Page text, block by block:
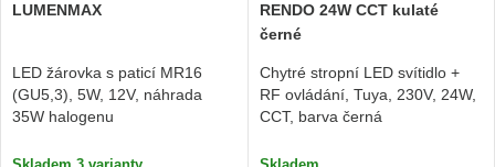
LUMENMAX
LED žárovka s paticí MR16
(GU5,3), 5W, 12V, náhrada
35W halogenu
RENDO 24W CCT kulaté
černé
Chytré stropní LED svítidlo +
RF ovládání, Tuya, 230V, 24W,
CCT, barva černá